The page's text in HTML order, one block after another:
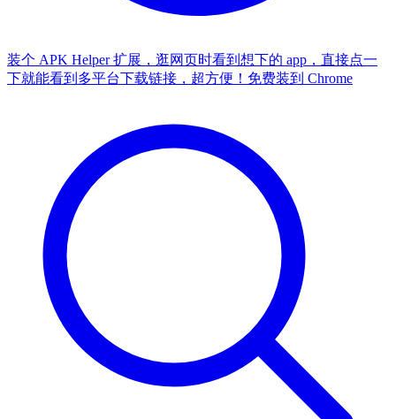
装个 APK Helper 扩展，逛网页时看到想下的 app，直接点一
下就能看到多平台下载链接，超方便！ 免费装到 Chrome